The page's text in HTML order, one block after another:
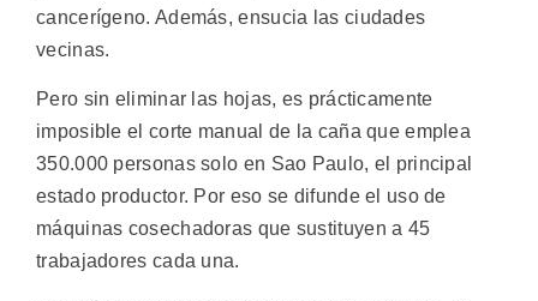
cancerígeno. Además, ensucia las ciudades
vecinas.
Pero sin eliminar las hojas, es prácticamente
imposible el corte manual de la caña que emplea
350.000 personas solo en Sao Paulo, el principal
estado productor. Por eso se difunde el uso de
máquinas cosechadoras que sustituyen a 45
trabajadores cada una.